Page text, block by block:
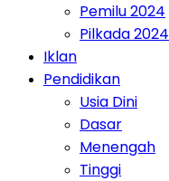
Pemilu 2024
Pilkada 2024
Iklan
Pendidikan
Usia Dini
Dasar
Menengah
Tinggi